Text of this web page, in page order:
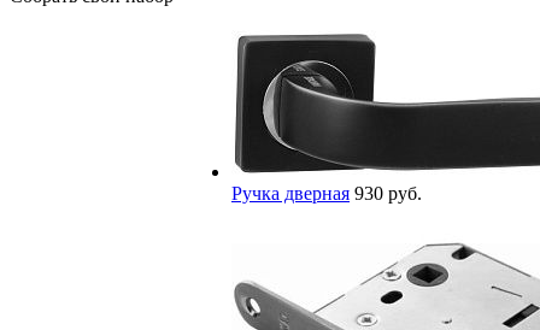
Ручка дверная 930 руб.